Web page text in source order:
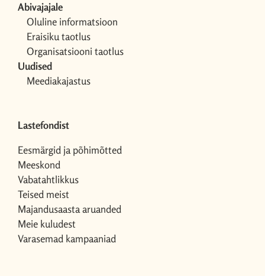
Abivajajale
Oluline informatsioon
Eraisiku taotlus
Organisatsiooni taotlus
Uudised
Meediakajastus
Lastefondist
Eesmärgid ja põhimõtted
Meeskond
Vabatahtlikkus
Teised meist
Majandusaasta aruanded
Meie kuludest
Varasemad kampaaniad